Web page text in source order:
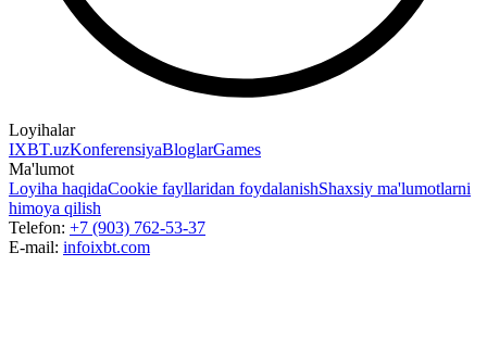
Loyihalar
IXBT.uzKonferensiyaBloglarGames
Ma'lumot
Loyiha haqidaCookie fayllaridan foydalanishShaxsiy ma'lumotlarni
himoya qilish
Telefon: +7 (903) 762-53-37
E-mail: infoixbt.com